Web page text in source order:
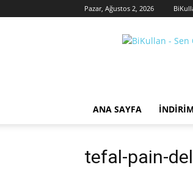
Pazar, Ağustos 2, 2026
ANA SAYFA
tefal-pain-